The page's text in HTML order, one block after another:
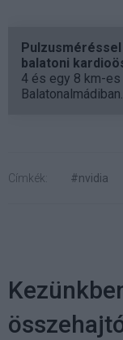
balatoni
4 és egy 8 km-
Balatonalmádiban.
Címkék: #nvidia